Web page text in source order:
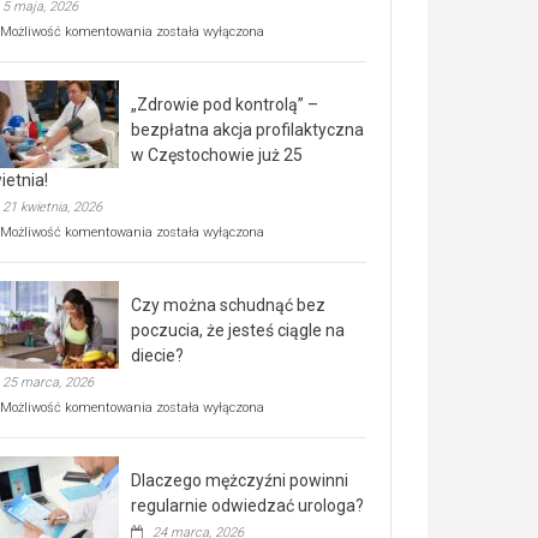
5 maja, 2026
Możliwość komentowania Rusza
rehabilitacji
dla
seniorów!
została wyłączona
„Zdrowie pod kontrolą” –
bezpłatna akcja profilaktyczna
w Częstochowie już 25
21 kwietnia, 2026
Możliwość komentowania „Zdrowie
bezpłatna
akcja
profilaktyczna
w
już
kwietnia!
została wyłączona
Czy można schudnąć bez
poczucia, że jesteś ciągle na
diecie?
25 marca, 2026
Możliwość komentowania Czy
poczucia,
że
została wyłączona
Dlaczego mężczyźni powinni
regularnie odwiedzać urologa?
24 marca, 2026